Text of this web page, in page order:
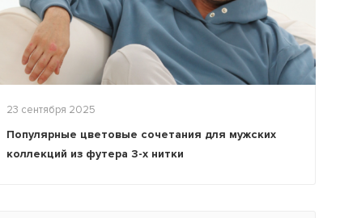
23 сентября 2025
Популярные цветовые сочетания для мужских
коллекций из футера 3-х нитки